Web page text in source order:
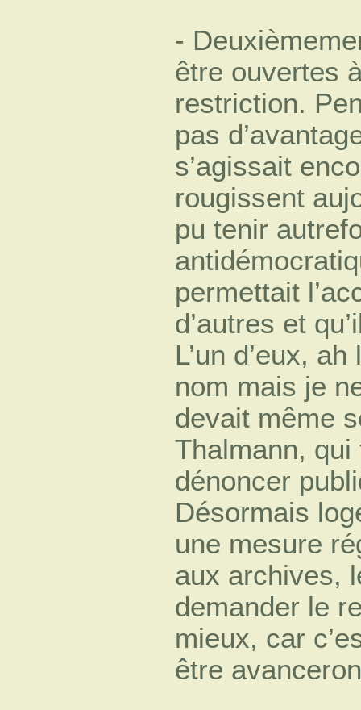
-
être ouvertes
restriction.
pas
s’agissait
rougissent
pu tenir
permettait
d’autres et
L’un d’eux,
nom mais je
devait même
Thalmann,
dénoncer
Désormais
une mesure
aux archives,
demander le
mieux, car
être